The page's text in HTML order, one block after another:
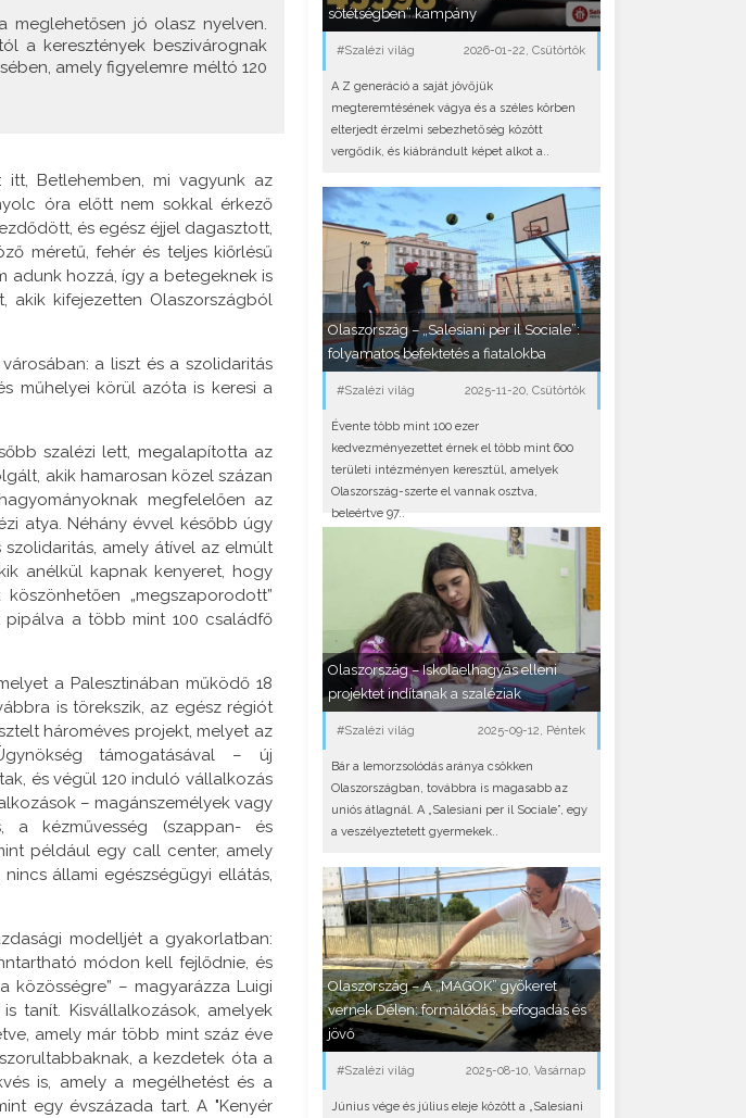
meglehetősen jó olasz nyelven.
a keresztények beszivárognak
amely figyelemre méltó 120
Betlehemben, mi vagyunk az
óra előtt nem sokkal érkező
és egész éjjel dagasztott,
méretű, fehér és teljes kiőrlésű
adunk hozzá, így a betegeknek is
akik kifejezetten Olaszországból
a liszt és a szolidaritás
műhelyei körül azóta is keresi a
szalézi lett, megalapította az
akik hamarosan közel százan
megfelelően az
atya. Néhány évvel később úgy
amely átível az elmúlt
anélkül kapnak kenyeret, hogy
„megszaporodott”
pipálva a több mint 100 családfő
a Palesztinában működő 18
is törekszik, az egész régiót
hároméves projekt, melyet az
támogatásával – új
és végül 120 induló vállalkozás
– magánszemélyek vagy
a kézművesség (szappan- és
például egy call center, amely
állami egészségügyi ellátás,
modelljét a gyakorlatban:
módon kell fejlődnie, és
– magyarázza Luigi
tanít. Kisvállalkozások, amelyek
amely már több mint száz éve
a kezdetek óta a
is, amely a megélhetést és a
egy évszázada tart. A "Kenyér
sötétségben” kampány
#Szalézi világ 2026-01-22, Csütörtök
A Z generáció a saját jövőjük
megteremtésének vágya és a széles körben
elterjedt érzelmi sebezhetőség között
vergődik, és kiábrándult képet alkot a..
Olaszország – „Salesiani per il Sociale”:
folyamatos befektetés a fiatalokba
#Szalézi világ 2025-11-20, Csütörtök
Évente több mint 100 ezer
kedvezményezettet érnek el több mint 600
területi intézményen keresztül, amelyek
Olaszország-szerte el vannak osztva,
beleértve 97..
Olaszország – Iskolaelhagyás elleni
projektet indítanak a szaléziak
#Szalézi világ 2025-09-12, Péntek
Bár a lemorzsolódás aránya csökken
Olaszországban, továbbra is magasabb az
uniós átlagnál. A „Salesiani per il Sociale”, egy
a veszélyeztetett gyermekek..
Olaszország – A „MAGOK” gyökeret
vernek Délen: formálódás, befogadás és
jövő
#Szalézi világ 2025-08-10, Vasárnap
Június vége és július eleje között a „Salesiani